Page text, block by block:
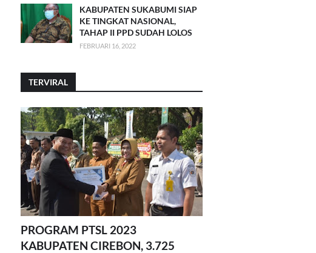
KABUPATEN SUKABUMI SIAP
KE TINGKAT NASIONAL,
TAHAP II PPD SUDAH LOLOS
FEBRUARI 16, 2022
TERVIRAL
PROGRAM PTSL 2023
KABUPATEN CIREBON, 3.725